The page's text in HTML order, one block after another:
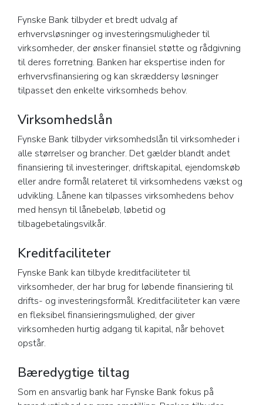
Fynske Bank tilbyder et bredt udvalg af
erhvervsløsninger og investeringsmuligheder til
virksomheder, der ønsker finansiel støtte og rådgivning
til deres forretning. Banken har ekspertise inden for
erhvervsfinansiering og kan skræddersy løsninger
tilpasset den enkelte virksomheds behov.
Virksomhedslån
Fynske Bank tilbyder virksomhedslån til virksomheder i
alle størrelser og brancher. Det gælder blandt andet
finansiering til investeringer, driftskapital, ejendomskøb
eller andre formål relateret til virksomhedens vækst og
udvikling. Lånene kan tilpasses virksomhedens behov
med hensyn til lånebeløb, løbetid og
tilbagebetalingsvilkår.
Kreditfaciliteter
Fynske Bank kan tilbyde kreditfaciliteter til
virksomheder, der har brug for løbende finansiering til
drifts- og investeringsformål. Kreditfaciliteter kan være
en fleksibel finansieringsmulighed, der giver
virksomheden hurtig adgang til kapital, når behovet
opstår.
Bæredygtige tiltag
Som en ansvarlig bank har Fynske Bank fokus på